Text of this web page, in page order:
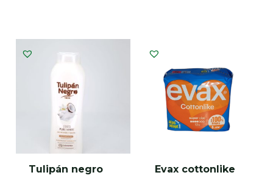
Tulipán negro
Evax cottonlike